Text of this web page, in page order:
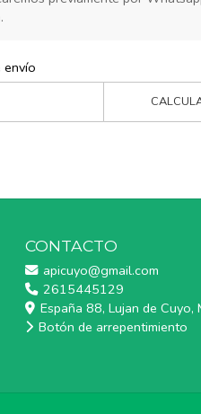
CONTACTO
apicuyo@gmail.com
2615445129
España 88, Lujan de Cuyo,
Botón de arrepentimiento